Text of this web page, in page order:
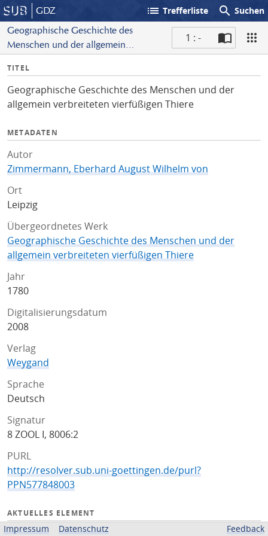
GDZ list Trefferliste search Suchen
Geographische Geschichte des
Menschen und der allgemein
1 : -
I
f
o
TITEL
Geographische Geschichte des Menschen und der
allgemein verbreiteten vierfüßigen Thiere
METADATEN
Autor
Zimmermann, Eberhard August Wilhelm von
Ort
Leipzig
Übergeordnetes Werk
Geographische Geschichte des Menschen und der
allgemein verbreiteten vierfüßigen Thiere
Jahr
1780
Digitalisierungsdatum
2008
Verlag
Weygand
Sprache
Deutsch
Signatur
8 ZOOL I, 8006:2
PURL
http://resolver.sub.uni-goettingen.de/purl?
PPN577848003
AKTUELLES ELEMENT
Impressum Datenschutz Feedback